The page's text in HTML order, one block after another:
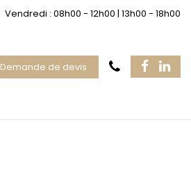
Vendredi : 08h00 - 12h00 | 13h00 - 18h00
Demande de devis